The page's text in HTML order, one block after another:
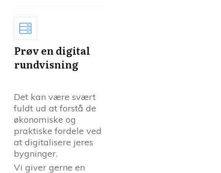
Prøv en digital
rundvisning
Det kan være svært
fuldt ud at forstå de
økonomiske og
praktiske fordele ved
at digitalisere jeres
bygninger.
Vi giver gerne en